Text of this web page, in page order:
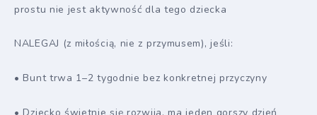
prostu nie jest aktywność dla tego dziecka
NALEGAJ (z miłością, nie z przymusem), jeśli:
• Bunt trwa 1–2 tygodnie bez konkretnej przyczyny